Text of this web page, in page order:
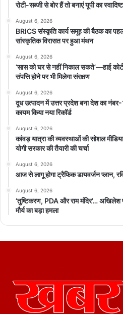
रोटी-सब्जी से बोर हैं तो बनाएं यूपी का
August 6, 2026
BRICS संस्कृति कार्य समूह की बैठक का
सांस्कृतिक विरासत पर हुआ मंथन
August 6, 2026
‘सास को घर से नहीं निकाल सकते’—हाई
संपत्ति होने पर भी मिलेगा संरक्षण
August 6, 2026
दूध उत्पादन में उत्तर प्रदेश बना देश का
कायम किया नया रिकॉर्ड
August 6, 2026
कांवड़ यात्रा की व्यवस्थाओं की सोशल
योगी सरकार की तैयारी की चर्चा
August 6, 2026
आज से लागू होगा ट्रैफिक डायवर्जन प्लान,
August 6, 2026
‘तुष्टिकरण, PDA और राम मंदिर’…
मौर्य का बड़ा हमला